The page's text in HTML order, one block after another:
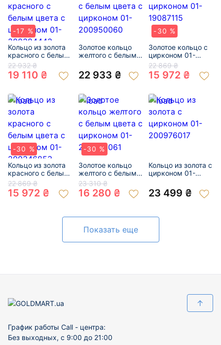
-17 %
Кольцо из золота
красного с белым
цвета с цирконом
01-200384443
22 932 ₴
19 110 ₴
Золотое кольцо
желтого с белым
01-200950060
22 933 ₴
-30 %
Золотое кольцо с
цирконом 01-
19087115
22 869 ₴
15 972 ₴
-30 %
Кольцо из золота
красного с белым
цвета с цирконом
01-200346853
22 869 ₴
15 972 ₴
-30 %
Золотое кольцо
желтого с белым
цвета с цирконом
01-200230061
23 310 ₴
16 280 ₴
Кольцо из золота с
цирконом 01-
23 499 ₴
Показать еще
↑
График работы Call - центра:
Без выходных, с 9:00 до 21:00